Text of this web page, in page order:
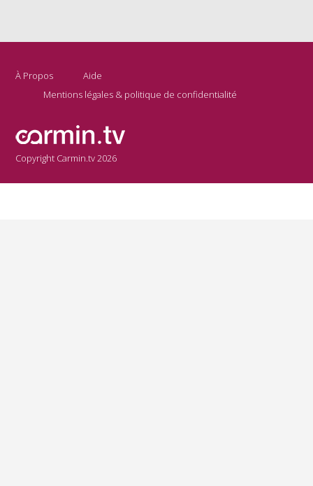
À Propos
Aide
Mentions légales & politique de confidentialité
Copyright Carmin.tv 2026